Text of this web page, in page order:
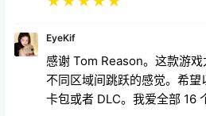
EyeKif
感谢 Tom Reason。这款游
不同区域间跳跃的感觉。希
卡包或者 DLC。我爱全部 16